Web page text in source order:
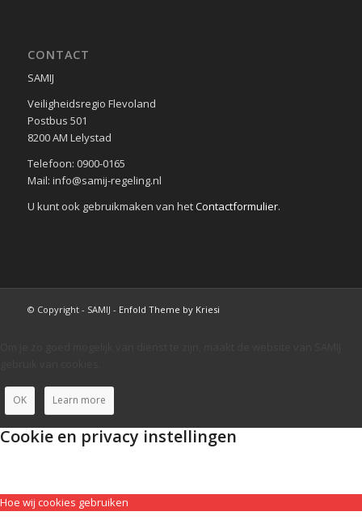
CONTACT
SAMIJ
Veiligheidsregio Flevoland
Postbus 501
8200 AM Lelystad
Telefoon: 0900-0165
Mail: info@samij-regeling.nl
U kunt ook gebruikmaken van hetContactformulier.
© Copyright - SAMIJ - Enfold Theme by Kriesi
OK Learn more
Cookie en privacy instellingen
Hoe wij cookies gebruiken